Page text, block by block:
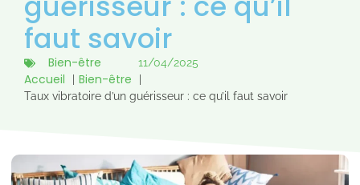
faut savoir
Bien-être 11/04/2025
Accueil Bien-être
Taux vibratoire d’un guérisseur : ce qu’il faut savoir